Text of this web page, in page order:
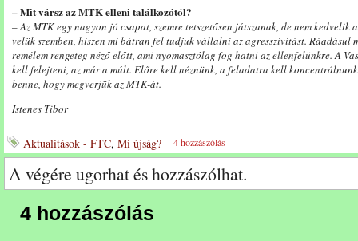
– Mit vársz az MTK elleni találkozótól?
– Az MTK egy nagyon jó csapat, szemre tetszetősen játszanak, de nem kedvelik
velük szemben, hiszen mi bátran fel tudjuk vállalni az agresszivitást.
remélem rengeteg néző előtt, ami nyomasztólag fog hatni az ellenfelünkre. A
kell felejteni, az már a múlt. Előre kell néznünk, a feladatra kell
benne, hogy megverjük az MTK-át.
Istenes Tibor
Aktualitások - FTC, Mi újság?---4 hozzászólás
A végére ugorhat és hozzászólhat.
4 hozzászólás